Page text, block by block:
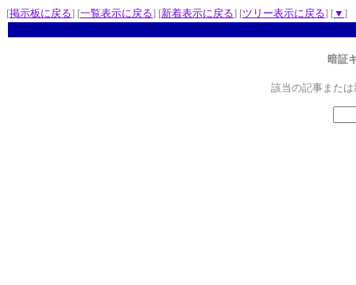
[掲示板に戻る] [一覧表示に戻る] [新着表示に戻る] [ツリー表示に戻る] [▼ ]
暗証
該当の記事また